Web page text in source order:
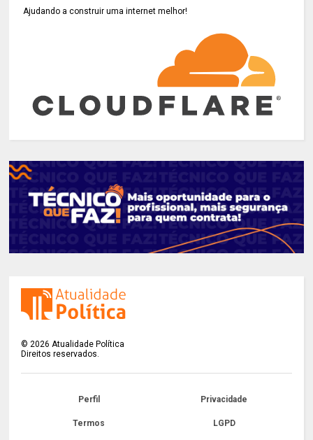
Ajudando a construir uma internet melhor!
©2026 Atualidade Política
Direitos reservados.
Perfil Privacidade
Termos LGPD